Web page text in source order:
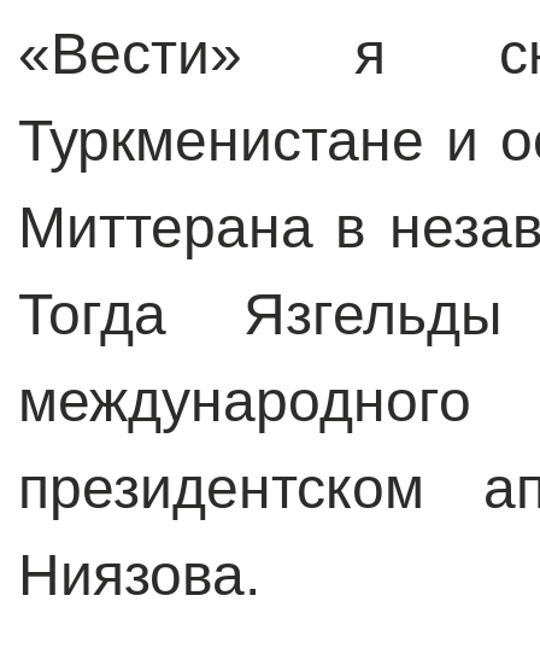
«Вести» я
Туркменистане и
Миттерана в
Тогда
президентском
Ниязова.